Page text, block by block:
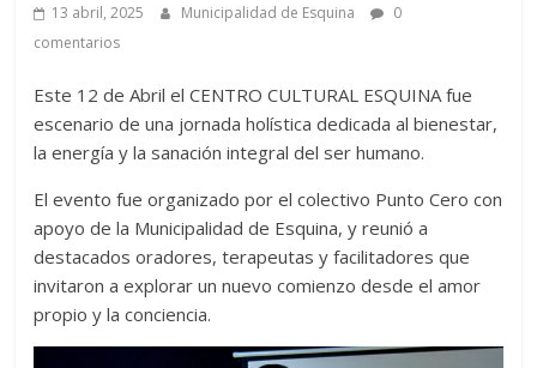
13 abril, 2025 Municipalidad de Esquina
0
comentarios
Este 12 de Abril el CENTRO CULTURAL ESQUINA fue
escenario de una jornada holística dedicada al bienestar,
la energía y la sanación integral del ser humano.
El evento fue organizado por el colectivo Punto Cero con
apoyo de la Municipalidad de Esquina, y reunió a
destacados oradores, terapeutas y facilitadores que
invitaron a explorar un nuevo comienzo desde el amor
propio y la conciencia.